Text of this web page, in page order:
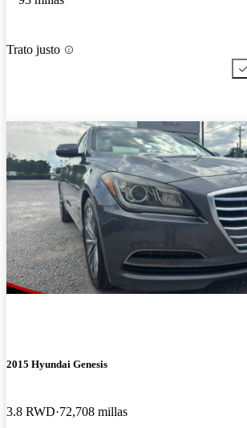
Trato justo
2015 Hyundai Genesis
3.8 RWD 72,708 millas